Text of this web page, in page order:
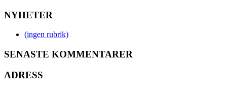
NYHETER
(ingen rubrik)
SENASTE KOMMENTARER
ADRESS